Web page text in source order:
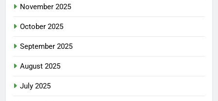
November 2025
October 2025
September 2025
August 2025
July 2025